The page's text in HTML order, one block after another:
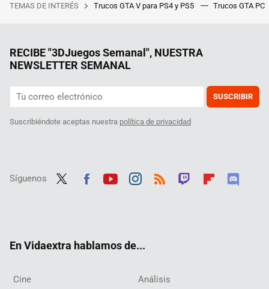
TEMAS DE INTERÉS Trucos GTA V para PS4 y PS5 Trucos GTA PC
RECIBE "3DJuegos Semanal", NUESTRA
NEWSLETTER SEMANAL
SUSCRIBIR
Suscribiéndote aceptas nuestra política de privacidad
Síguenos
En Vidaextra hablamos de...
Cine Análisis